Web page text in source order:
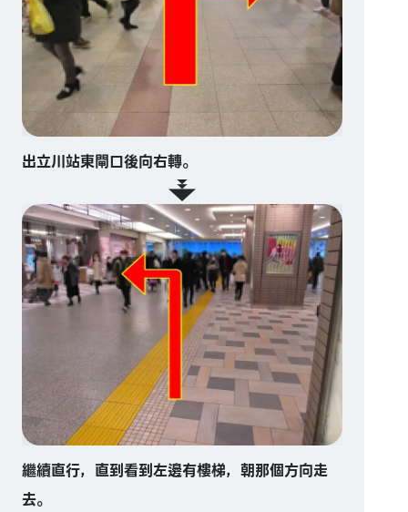
出立川站東閘口後向右轉。
繼續直行，直到看到左邊有樓梯，朝那個方向走
去。